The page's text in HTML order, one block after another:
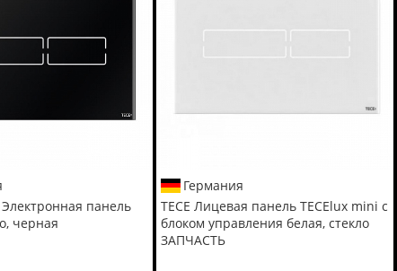
панель
черная
Германия
TECE Лицевая панель TECElux mini с
блоком управления белая, стекло
ЗАПЧАСТЬ